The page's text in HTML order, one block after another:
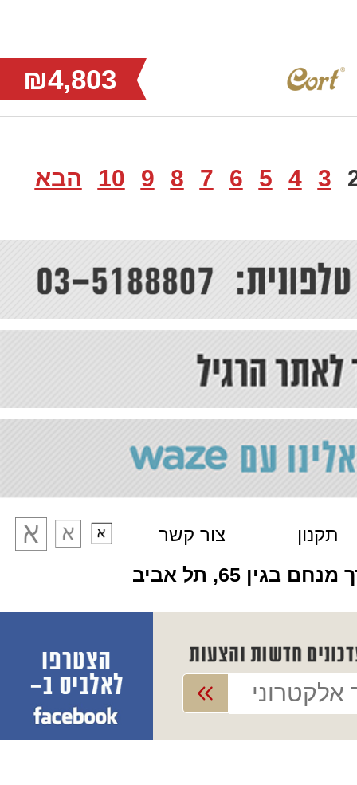
₪4,803
3
4
5
6
7
8
9
10 הבא
תקנון צור קשר
בגין 65, תל אביב